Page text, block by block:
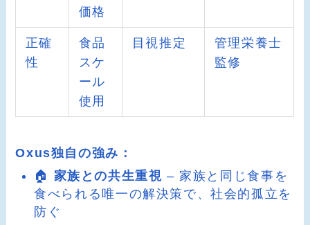
価格
正確
性
食品
スケ
ール
使用
目視推定
管理栄養士
監修
Oxus独自の強み：
🏠 家族との共生重視 – 家族と同じ食事を
食べられる唯一の解決策で、社会的孤立を
防ぐ